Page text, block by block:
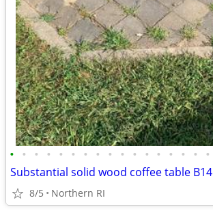
• • • • • • • • • • • • • • • • •
Substantial solid wood coffee table B14
8/5 Northern RI